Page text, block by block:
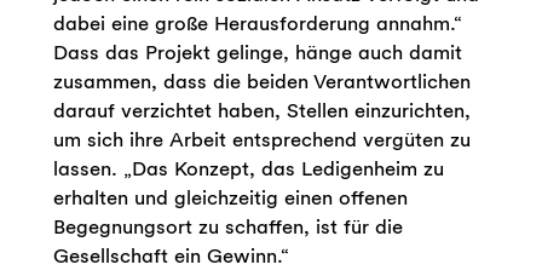
dabei eine große Herausforderung annahm.“
Dass das Projekt gelinge, hänge auch damit
zusammen, dass die beiden Verantwortlichen
darauf verzichtet haben, Stellen einzurichten,
um sich ihre Arbeit entsprechend vergüten zu
lassen. „Das Konzept, das Ledigenheim zu
erhalten und gleichzeitig einen offenen
Begegnungsort zu schaffen, ist für die
Gesellschaft ein Gewinn.“